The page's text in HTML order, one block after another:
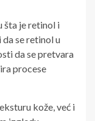
šta je retinol i
da se retinol u
da se pretvara
procese
kože, već i